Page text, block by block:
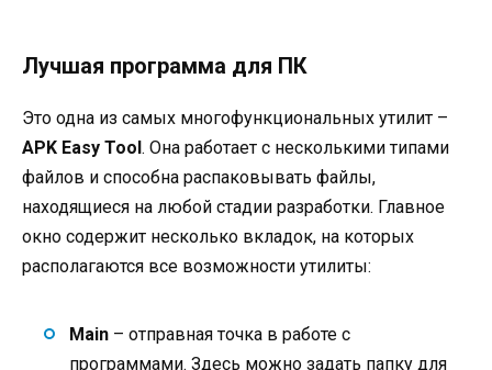
Лучшая программа для ПК
Это одна из самых многофункциональных утилит –
APK Easy Tool . Она работает с несколькими типами
файлов и способна распаковывать файлы,
находящиеся на любой стадии разработки. Главное
окно содержит несколько вкладок, на которых
располагаются все возможности утилиты:
Main – отправная точка в работе с
программами. Здесь можно задать папку для